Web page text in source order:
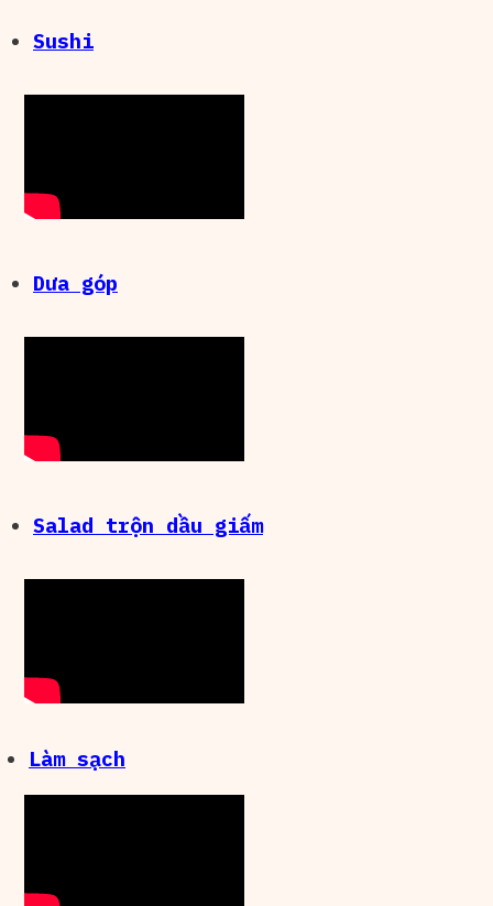
Sushi
Dưa góp
Salad trộn dầu giấm
Làm sạch